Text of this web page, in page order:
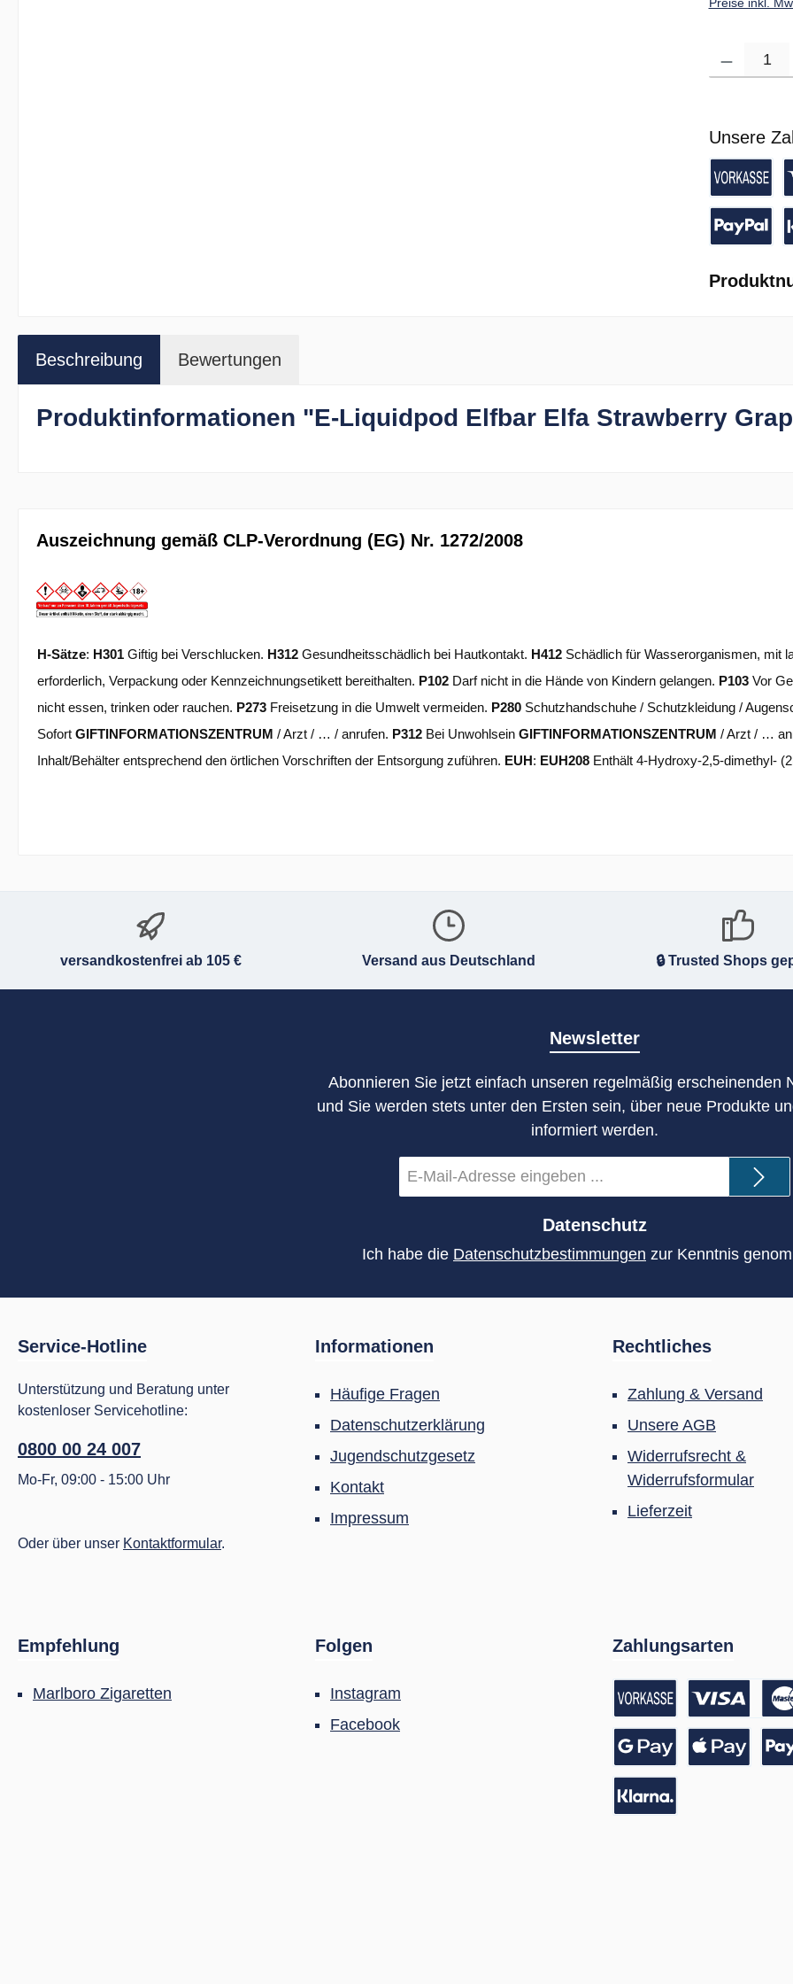
Unsere
Vorkasse
Beschreibung Bewertungen
Produktinformationen "E-Liquidpod Elfbar Elfa Strawberry
Auszeichnung gemäß CLP-Verordnung (EG) Nr. 1272/2008
H-Sätze: H301 Giftig bei Verschlucken. H312 Gesundheitsschädlich bei Hautkontakt. H412 Schädlich für Wasserorganismen, mit
erforderlich, Verpackung oder Kennzeichnungsetikett bereithalten. P102 Darf nicht in die Hände von Kindern gelangen. P103 Vor
nicht essen, trinken oder rauchen. P273 Freisetzung in die Umwelt vermeiden. P280 Schutzhandschuhe / Schutzkleidung /
Sofort GIFTINFORMATIONSZENTRUM / Arzt / … / anrufen. P312 Bei Unwohlsein GIFTINFORMATIONSZENTRUM / Arzt / …
Inhalt/Behälter entsprechend den örtlichen Vorschriften der Entsorgung zuführen. EUH: EUH208 Enthält 4-Hydroxy-2,5-dimethyl-
versandkostenfrei ab 105 € Versand aus Deutschland 🔒 Trusted Shops
Newsletter
Abonnieren Sie jetzt einfach unseren regelmäßig erscheinenden
und Sie werden stets unter den Ersten sein, über neue Produkte
informiert werden.
Mail-
Adresse
Datenschutz
Ich habe die Datenschutzbestimmungen zur Kenntnis
Service-Hotline
Unterstützung und Beratung unter
kostenloser Servicehotline:
0800 00 24 007
Mo-Fr, 09:00 - 15:00 Uhr
Oder über unser Kontaktformular.
Informationen
Häufige Fragen
Datenschutzerklärung
Jugendschutzgesetz
Kontakt
Impressum
Rechtliches
Zahlung & Versand
Unsere AGB
Widerrufsrecht &
Widerrufsformular
Lieferzeit
Empfehlung
Marlboro Zigaretten
Folgen
Instagram
Facebook
Zahlungsarten
Vorkasse /Kreditkarte
Google Pay